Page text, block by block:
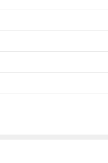
。
知能力。
了安全、便捷的出行体验。